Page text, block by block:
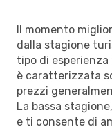
Il momento
dalla stagione
tipo di esperienza
è caratterizzata
prezzi
La bassa
e ti consente di